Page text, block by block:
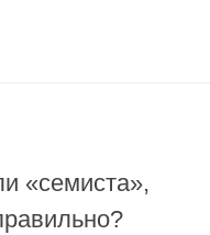
«семиста»,